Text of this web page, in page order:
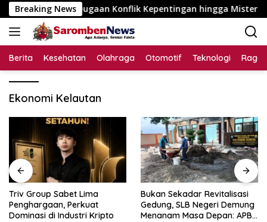
Langsung
ke
konten
Breaking News
Disorot, Dugaan Konflik Kepentingan hingga Misteri
Berita Kesehatan Olahraga Otomotif Teknologi
Ekonomi Kelautan
Triv Group Sabet Lima
Penghargaan, Perkuat
Dominasi di Industri Kripto
Bukan Sekadar Revitalisasi
Gedung, SLB Negeri Demung
Menanam Masa Depan: APBN